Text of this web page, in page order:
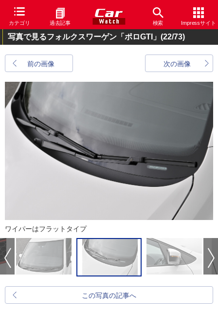
カテゴリ 過去記事 検索 Impressサイト
写真で見るフォルクスワーゲン「ポロGTI」 (22/73)
前の画像 次の画像
ワイパーはフラットタイプ
この写真の記事へ